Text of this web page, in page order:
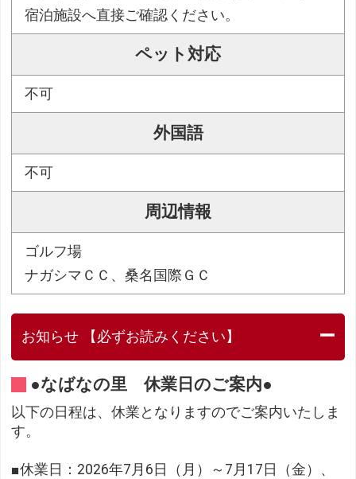
宿泊施設へ直接ご確認ください。
ペット対応
不可
外国語
不可
周辺情報
ゴルフ場
ナガシマＣＣ、桑名国際ＧＣ
お知らせ 【必ずお読みください】
●なばなの里 休業日のご案内●
以下の日程は、休業となりますのでご案内いたしま
す。
■休業日：2026年7月6日（月）～7月17日（金）、